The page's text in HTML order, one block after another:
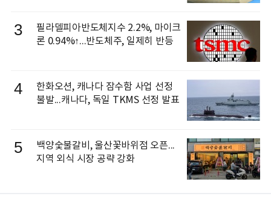
3
필라델피아반도체지수 2.2%, 마이크
론 0.94%↑...반도체주, 일제히 반등
4
한화오션, 캐나다 잠수함 사업 선정
불발...캐나다, 독일 TKMS 선정 발표
5
백양숯불갈비, 울산꽃바위점 오픈...
지역 외식 시장 공략 강화